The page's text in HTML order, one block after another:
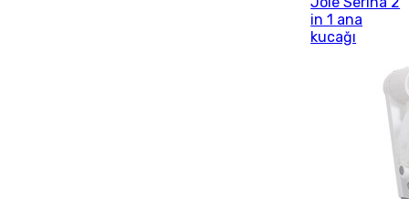
in 1 ana
kucağı